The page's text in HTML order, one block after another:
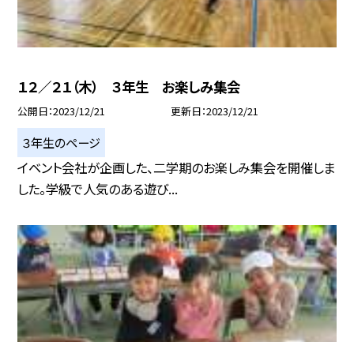
１２／２１（木） ３年生 お楽しみ集会
公開日 2023/12/21 更新日 2023/12/21
３年生のページ
イベント会社が企画した、二学期のお楽しみ集会を開催しま
した。学級で人気のある遊び...